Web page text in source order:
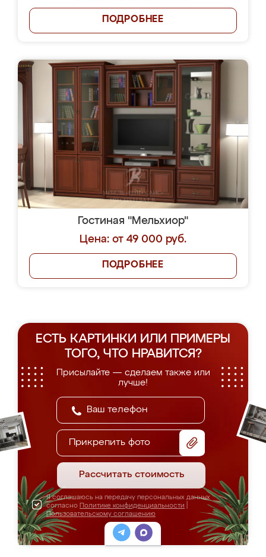
ПОДРОБНЕЕ
Гостиная "Мельхиор"
Цена: от 49 000 руб.
ПОДРОБНЕЕ
ЕСТЬ КАРТИНКИ ИЛИ ПРИМЕРЫ
ТОГО, ЧТО НРАВИТСЯ?
Присылайте — сделаем также или
лучше!
Прикрепить фото
Рассчитать стоимость
Я соглашаюсь на передачу персональных данных
согласно Политике конфиденциальности
Пользовательскому соглашению